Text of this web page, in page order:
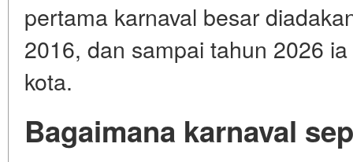
pertama karnaval besar
2016, dan sampai tahun 2026
kota.
Bagaimana karnaval